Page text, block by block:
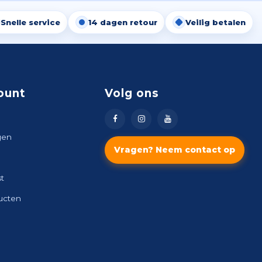
Snelle service 14 dagen retour Veilig betalen
Volg ons
Vragen? Neem contact op